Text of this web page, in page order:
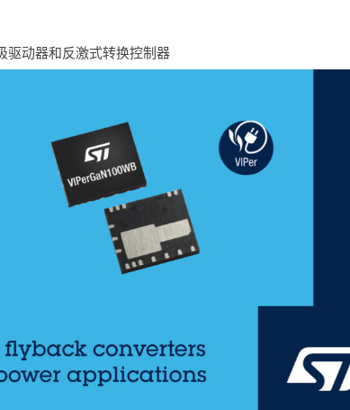
驱动器和反激式转换控制器